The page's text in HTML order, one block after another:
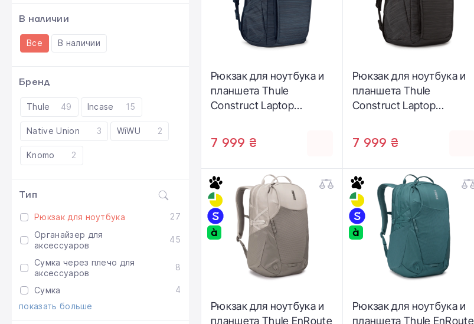
В наличии
Все В наличии
Бренд
Thule 49 Incase 15
Native Union 3 WiWU 2
Knomo 2
Тип
Рюкзак для ноутбука
27
Органайзер для
аксессуаров
45
Сумка через плечо для
аксессуаров
8
Сумка
4
показать больше
Рюкзак для ноутбука и
планшета Thule
Construct Laptop
7 999 ₴
Рюкзак для ноутбука и
планшета Thule
Construct Laptop
7 999 ₴
Рюкзак для ноутбука и
планшета Thule EnRoute
Рюкзак для ноутбука и
планшета Thule EnRoute